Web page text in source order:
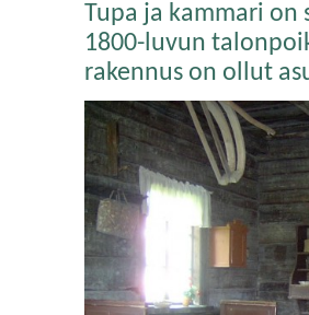
Tupa ja kammari
1800-luvun
rakennus on ollut